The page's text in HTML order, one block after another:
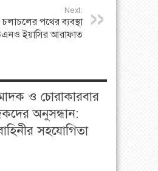
Next:
পথের ব্যবস্থা
ইয়াসির আরাফাত
মাদক ও চোরাকারবার
অনুসন্ধান:
সহযোগিতা